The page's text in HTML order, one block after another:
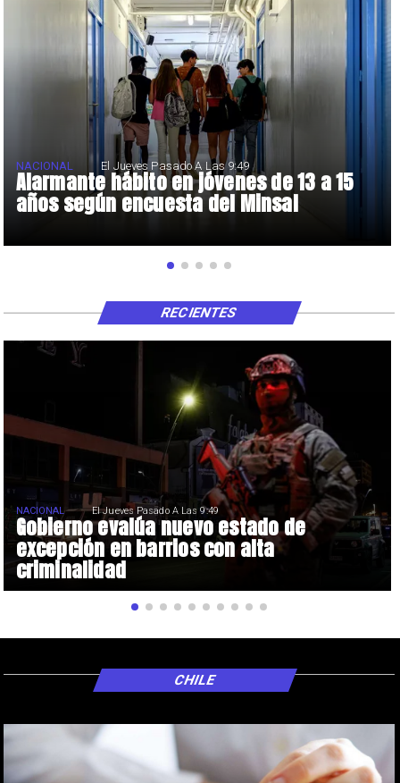
Alarmante hábito en jóvenes de 13 a 15
años según encuesta del Minsal
NACIONAL El Jueves Pasado A Las 9:49
Gobierno evalúa nuevo estado de
excepción en barrios con alta
criminalidad
NACIONAL El Jueves Pasado A Las 9:49
RECIENTES
CHILE